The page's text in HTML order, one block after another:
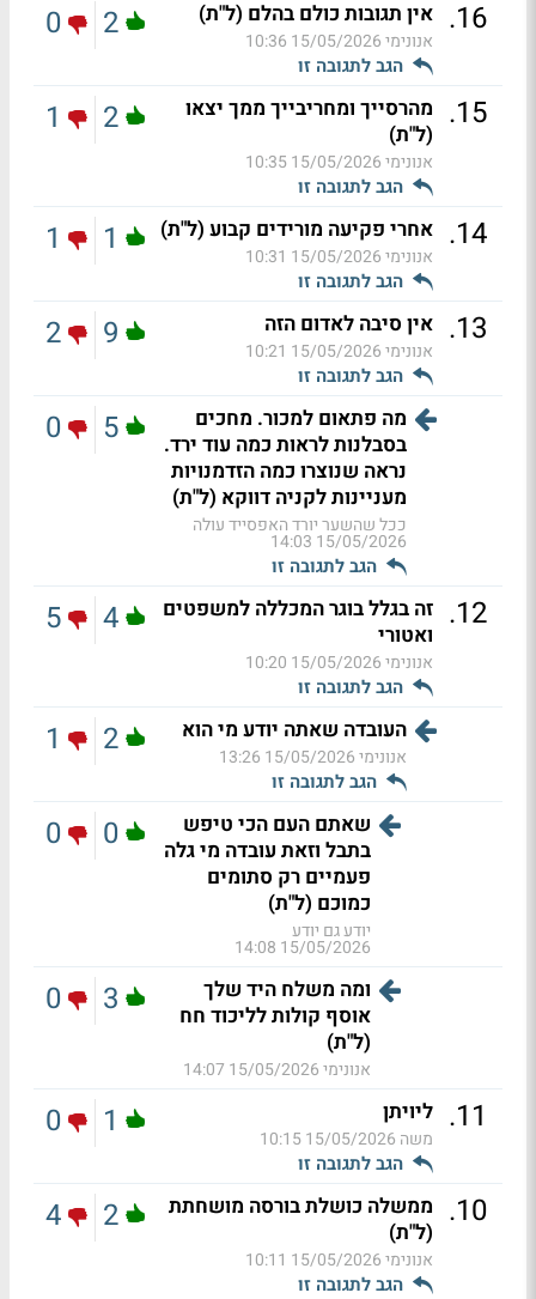
16
. אין תגובות כולם בהלם (ל"ת)
אנונימי15/05/2026 10:36
הגב לתגובה זו
2
0
15
. מהרסייך ומחריבייך ממך יצאו
(ל"ת)
אנונימי15/05/2026 10:35
הגב לתגובה זו
2
1
14
. אחרי פקיעה מורידים קבוע (ל"ת)
אנונימי15/05/2026 10:31
הגב לתגובה זו
1
1
13
. אין סיבה לאדום הזה
אנונימי15/05/2026 10:21
הגב לתגובה זו
9
2
מה פתאום למכור. מחכים
בסבלנות לראות כמה עוד ירד.
נראה שנוצרו כמה הזדמנויות
מעניינות לקניה דווקא (ל"ת)
ככל שהשער יורד האפסייד עולה
15/05/2026 14:03
הגב לתגובה זו
5
0
12
.
זה בגלל בוגר המכללה למשפטים
ואטורי
אנונימי15/05/2026 10:20
הגב לתגובה זו
4
5
העובדה שאתה יודע מי הוא
אנונימי15/05/2026 13:26
הגב לתגובה זו
2
1
שאתם העם הכי טיפש
בתבל וזאת עובדה מי גלה
פעמיים רק סתומים
כמוכם (ל"ת)
יודע גם יודע
15/05/2026 14:08
0
0
ומה משלח היד שלך
אוסף קולות לליכוד חח
(ל"ת)
אנונימי15/05/2026 14:07
3
0
11
. ליויתן
משה 15/05/2026 10:15
הגב לתגובה זו
1
0
10
. ממשלה כושלת בורסה מושחתת
(ל"ת)
אנונימי15/05/2026 10:11
הגב לתגובה זו
2
4